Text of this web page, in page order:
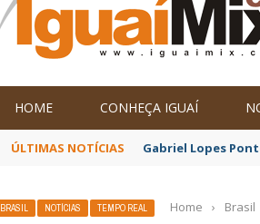
HOME CONHEÇA IGUAÍ
ÚLTIMAS NOTÍCIAS Gabriel Lopes
BRASIL NOTÍCIAS TEMPO REAL Home › Brasil